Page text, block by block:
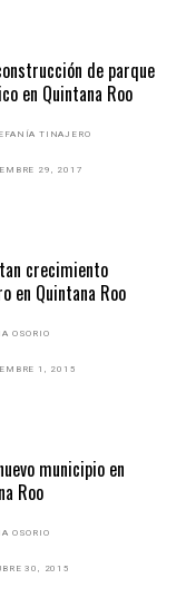
de parque
en Quintana Roo
TINAJERO
29, 2017
crecimiento
en Quintana Roo
OSORIO
1, 2015
municipio en
Roo
OSORIO
30, 2015